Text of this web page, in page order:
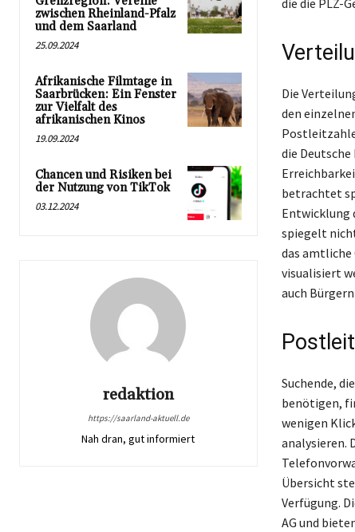
zwischen Rheinland-Pfalz
und dem Saarland
25.09.2024
Afrikanische Filmtage in
Saarbrücken: Ein Fenster
zur Vielfalt des
afrikanischen Kinos
19.09.2024
Chancen und Risiken bei
der Nutzung von TikTok
03.12.2024
redaktion
https://saarland-aktuell.de
Nah dran, gut informiert
die die PLZ-
Die
den
die
betrachtet
Entwicklung
spiegelt
das amtliche
visualisiert
auch
Suchende,
benötigen,
wenigen
analysieren.
Übersicht
Verfügung.
AG und